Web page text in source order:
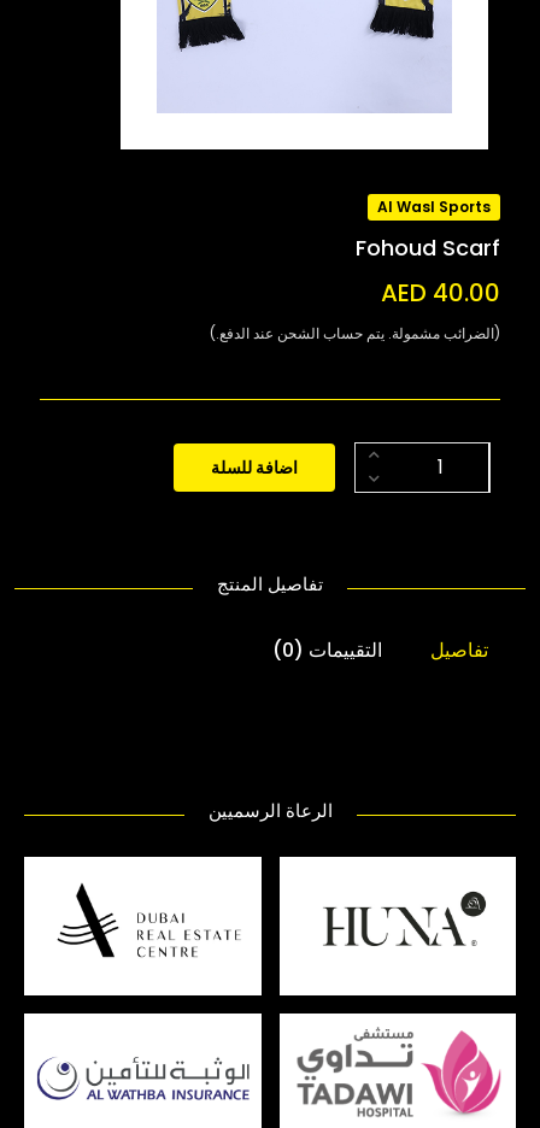
Al Wasl Sports
Fohoud Scarf
AED 40.00
(الضرائب مشمولة. يتم حساب الشحن عند الدفع.)
اضافة للسلة
تفاصيل المنتج
تفاصيل التقييمات (0)
الرعاة الرسميين